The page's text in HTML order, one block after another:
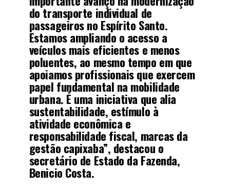
do transporte individual de
passageiros no Espírito Santo.
Estamos ampliando o acesso a
veículos mais eficientes e menos
poluentes, ao mesmo tempo em que
apoiamos profissionais que exercem
papel fundamental na mobilidade
urbana. É uma iniciativa que alia
sustentabilidade, estímulo à
atividade econômica e
responsabilidade fiscal, marcas da
gestão capixaba”, destacou o
secretário de Estado da Fazenda,
Benicio Costa.